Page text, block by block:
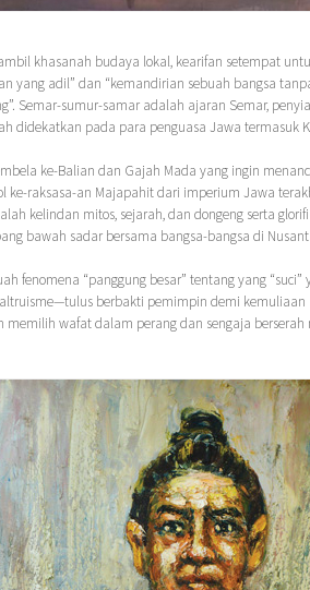
khasanah budaya lokal, kearifan setempat
yang adil” dan “kemandirian sebuah bangsa
Semar-sumur-samar adalah ajaran Semar,
didekatkan pada para penguasa Jawa termasuk
ke-Balian dan Gajah Mada yang ingin
ke-raksasa-an Majapahit dari imperium Jawa
kelindan mitos, sejarah, dan dongeng serta
bawah sadar bersama bangsa-bangsa di
fenomena “panggung besar” tentang yang
berbakti pemimpin demi
memilih wafat dalam perang dan sengaja berserah